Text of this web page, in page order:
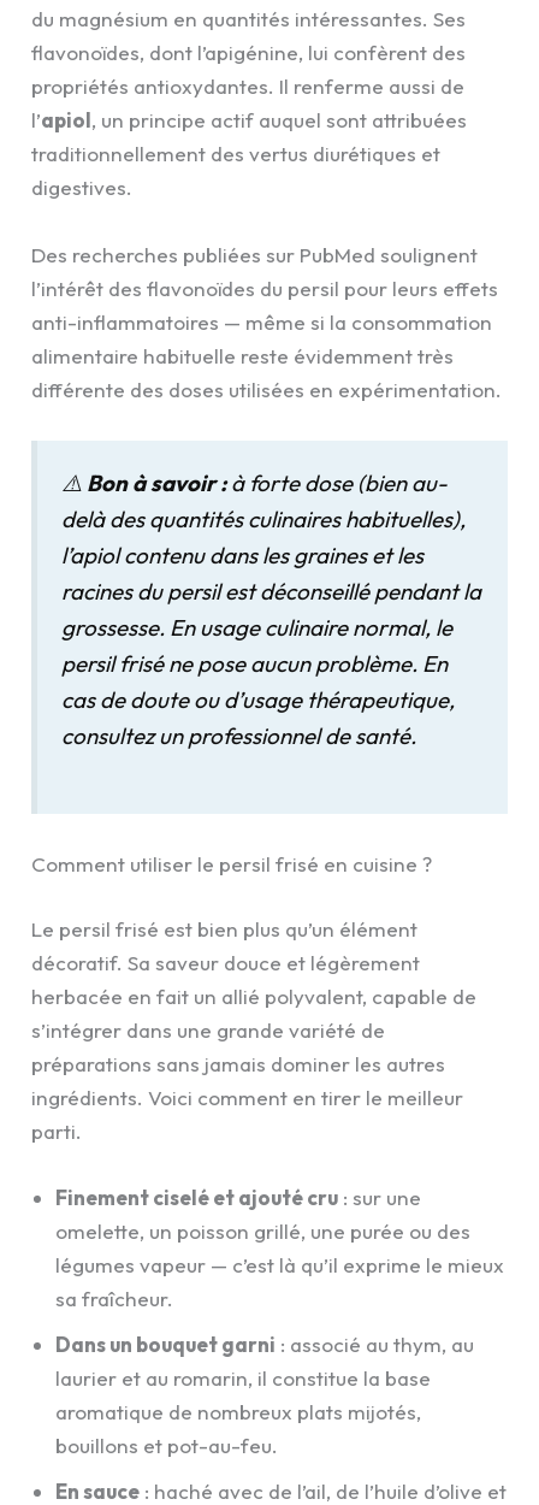
du magnésium en quantités intéressantes. Ses
flavonoïdes, dont l’apigénine, lui confèrent des
propriétés antioxydantes. Il renferme aussi de
l’apiol, un principe actif auquel sont attribuées
traditionnellement des vertus diurétiques et
digestives.
Des recherches publiées sur PubMed soulignent
l’intérêt des flavonoïdes du persil pour leurs effets
anti-inflammatoires — même si la consommation
alimentaire habituelle reste évidemment très
différente des doses utilisées en expérimentation.
⚠️ Bon à savoir :à forte dose (bien au-
delà des quantités culinaires habituelles),
l’apiol contenu dans les graines et les
racines du persil est déconseillé pendant la
grossesse. En usage culinaire normal, le
persil frisé ne pose aucun problème. En
cas de doute ou d’usage thérapeutique,
consultez un professionnel de santé.
Comment utiliser le persil frisé en cuisine ?
Le persil frisé est bien plus qu’un élément
décoratif. Sa saveur douce et légèrement
herbacée en fait un allié polyvalent, capable de
s’intégrer dans une grande variété de
préparations sans jamais dominer les autres
ingrédients. Voici comment en tirer le meilleur
parti.
Finement ciselé et ajouté cru : sur une
omelette, un poisson grillé, une purée ou des
légumes vapeur — c’est là qu’il exprime le mieux
sa fraîcheur.
Dans un bouquet garni : associé au thym, au
laurier et au romarin, il constitue la base
aromatique de nombreux plats mijotés,
bouillons et pot-au-feu.
En sauce : haché avec de l’ail, de l’huile d’olive et